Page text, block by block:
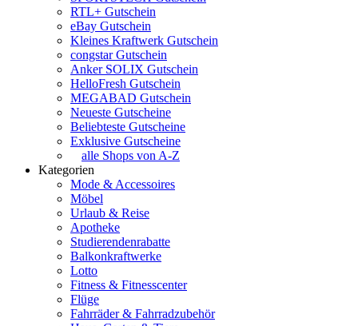
RTL+ Gutschein
eBay Gutschein
Kleines Kraftwerk Gutschein
congstar Gutschein
Anker SOLIX Gutschein
HelloFresh Gutschein
MEGABAD Gutschein
Neueste Gutscheine
Beliebteste Gutscheine
Exklusive Gutscheine
alle Shops von A-Z
Kategorien
Mode & Accessoires
Möbel
Urlaub & Reise
Apotheke
Studierendenrabatte
Balkonkraftwerke
Lotto
Fitness & Fitnesscenter
Flüge
Fahrräder & Fahrradzubehör